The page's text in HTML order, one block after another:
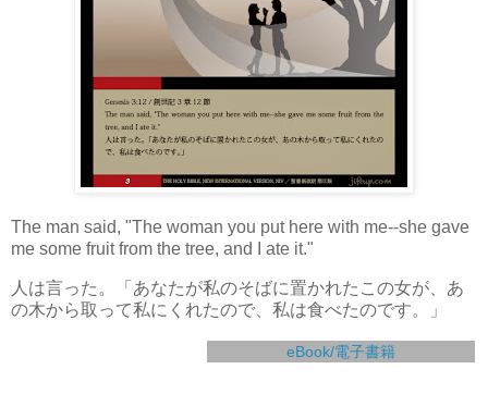
The man said, "The woman you put here with me--she gave
me some fruit from the tree, and I ate it."
人は言った。「あなたが私のそばに置かれたこの女が、あ
の木から取って私にくれたので、私は食べたのです。」
eBook/電子書籍